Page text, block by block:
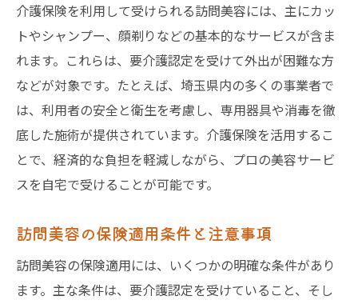
介護保険を利用して受けられる訪問美容には、主にカッ
トやシャンプー、顔剃りなどの基本的なサービスが含ま
れます。これらは、要介護認定を受けて外出が困難な方
などが対象です。たとえば、埼玉県内の多くの事業者で
は、利用者の安全と衛生を考慮し、専用器具や消毒を徹
底した施術が提供されています。介護保険を活用するこ
とで、経済的な負担を軽減しながら、プロの美容サービ
スを自宅で受けることが可能です。
訪問美容の保険適用条件と注意事項
訪問美容の保険適用には、いくつかの明確な条件があり
ます。主な条件は、要介護認定を受けていること、そし